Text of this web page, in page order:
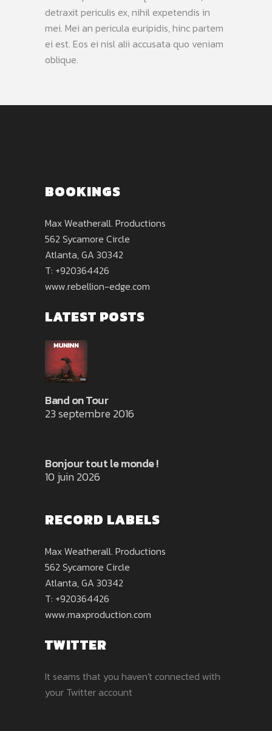
detraxit periculis ex, nihil expetendis in
mei. Mei an pericula euripidis, hinc partem
ei est. Eos ei nisl alii accusata quo veniam
oblique.
BOOKINGS
Max Weatherall. Productions
562 Sycamore Circle
Atlanta, GA 30342
T: +920364426
www.rebellion-edge.com
LATEST POSTS
Band on Tour
23 septembre 2016
Bonjour tout le monde !
10 juin 2026
RECORD LABELS
Max Weatherall. Productions
562 Sycamore Circle
Atlanta, GA 30342
T: +920364426
www.maxproduction.com
TWITTER
It seams that you haven't connected with
your Twitter account